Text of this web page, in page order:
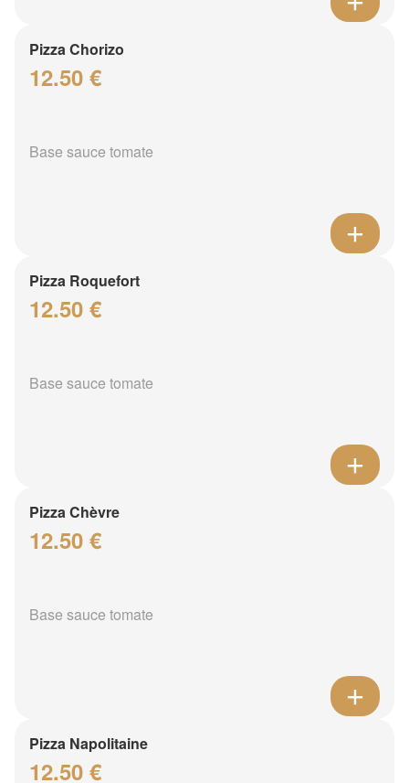
Pizza Chorizo
12.50 €
Base sauce tomate
Pizza Roquefort
12.50 €
Base sauce tomate
Pizza Chèvre
12.50 €
Base sauce tomate
Pizza Napolitaine
12.50 €